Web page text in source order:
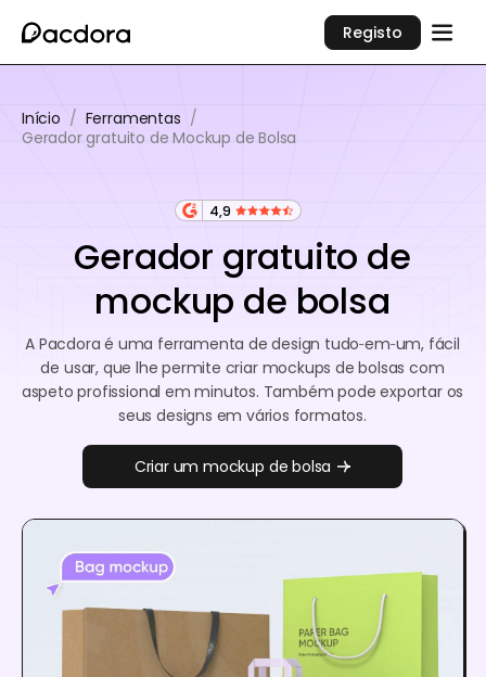
Registo
Início / Ferramentas /
Gerador gratuito de Mockup de Bolsa
4,9
Gerador gratuito de
mockup de bolsa
A Pacdora é uma ferramenta de design tudo‑em‑um, fácil
de usar, que lhe permite criar mockups de bolsas com
aspeto profissional em minutos. Também pode exportar os
seus designs em vários formatos.
Criar um mockup de bolsa